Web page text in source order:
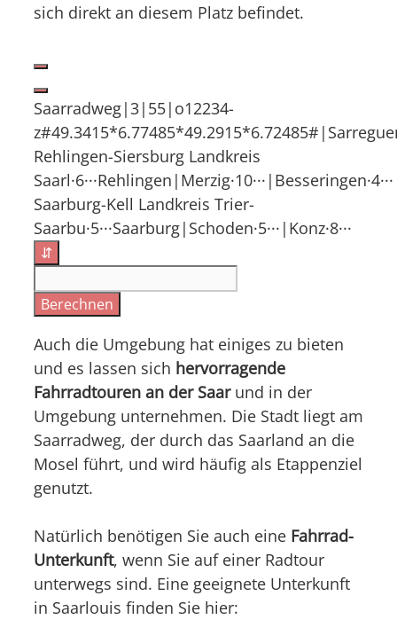
sich direkt an diesem Platz befindet.
Saarradweg|3|55|o12234-
Rehlingen-Siersburg Landkreis
Saarburg-Kell Landkreis Trier-
Saarbu·5···Saarburg|Schoden·5···|Konz·8···
⇵
Berechnen
Auch die Umgebung hat einiges zu bieten
und es lassen sich hervorragende
Fahrradtouren an der Saarund in der
Umgebung unternehmen. Die Stadt liegt am
Saarradweg, der durch das Saarland an die
Mosel führt, und wird häufig als Etappenziel
genutzt.
Natürlich benötigen Sie auch eine Fahrrad-
Unterkunft, wenn Sie auf einer Radtour
unterwegs sind. Eine geeignete Unterkunft
in Saarlouis finden Sie hier: